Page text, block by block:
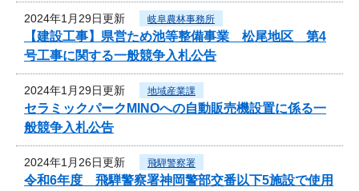
2024年1月29日更新 岐阜農林事務所
【建設工事】県営ため池等整備事業 松尾地区 第4
号工事に関する一般競争入札公告
2024年1月29日更新 地域産業課
セラミックパークMINOへの自動販売機設置に係る一
般競争入札公告
2024年1月26日更新 飛騨警察署
令和6年度 飛騨警察署神岡警部交番以下5施設で使用